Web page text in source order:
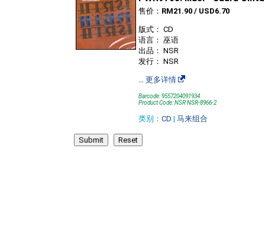
售价： RM21.90 / USD6.70
版式： CD
语言： 巫语
出品： NSR
发行： NSR
… 更多详情
Barcode: 9557204091934
Product Code: NSR NSR-8966-2
类别： CD | 马来组合